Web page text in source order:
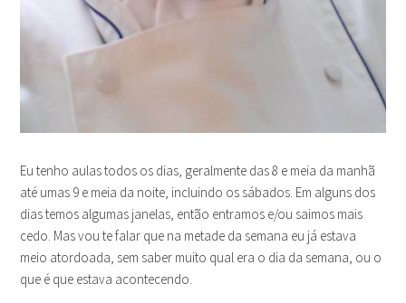
Eu tenho aulas todos os dias, geralmente das 8 e meia da manhã
até umas 9 e meia da noite, incluindo os sábados. Em alguns dos
dias temos algumas janelas, então entramos e/ou saimos mais
cedo. Mas vou te falar que na metade da semana eu já estava
meio atordoada, sem saber muito qual era o dia da semana, ou o
que é que estava acontecendo.